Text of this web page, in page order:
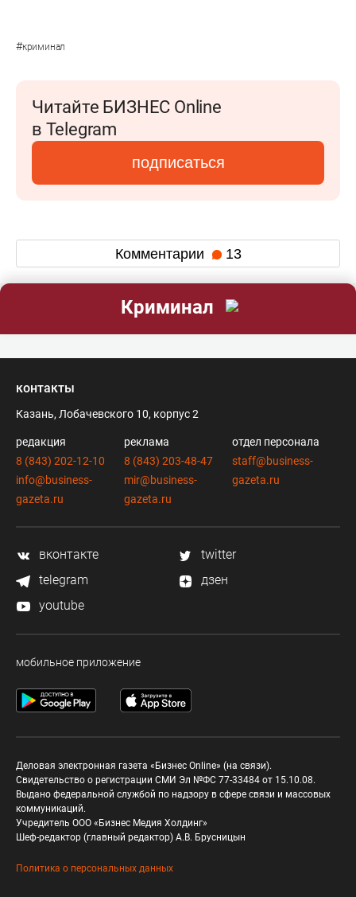
#криминал
Читайте БИЗНЕС Online
в Telegram
подписаться
Комментарии 13
Криминал
контакты
Казань, Лобачевского 10, корпус 2
редакция
8 (843) 202-12-10
info@business-
gazeta.ru
реклама
8 (843) 203-48-47
mir@business-
gazeta.ru
отдел персонала
staff@business-
gazeta.ru
вконтакте
twitter
telegram
дзен
youtube
мобильное приложение
Деловая электронная газета «Бизнес Online» (на связи).
Свидетельство о регистрации СМИ Эл №ФС 77-33484 от 15.10.08.
Выдано федеральной службой по надзору в сфере связи и массовых
коммуникаций.
Учредитель ООО «Бизнес Медия Холдинг»
Шеф-редактор (главный редактор) А.В. Брусницын
Политика о персональных данных